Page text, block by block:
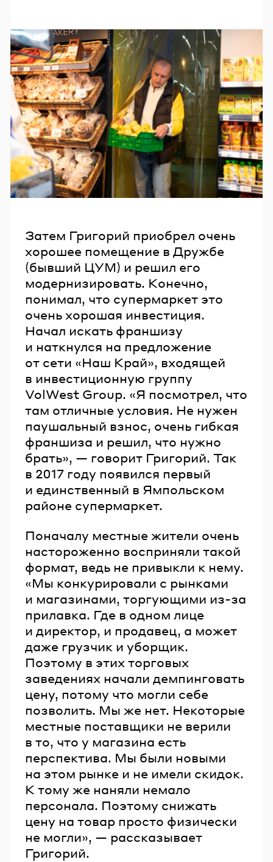
Затем Григорий приобрел очень
хорошее помещение в Дружбе
(бывший ЦУМ) и решил его
модернизировать. Конечно,
понимал, что супермаркет это
очень хорошая инвестиция.
Начал искать франшизу
и наткнулся на предложение
от сети «Наш Край», входящей
в инвестиционную группу
VolWest Group. «Я посмотрел, что
там отличные условия. Не нужен
паушальный взнос, очень гибкая
франшиза и решил, что нужно
брать», — говорит Григорий. Так
в 2017 году появился первый
и единственный в Ямпольском
районе супермаркет.
Поначалу местные жители очень
настороженно восприняли такой
формат, ведь не привыкли к нему.
«Мы конкурировали с рынками
и магазинами, торгующими из-за
прилавка. Где в одном лице
и директор, и продавец, а может
даже грузчик и уборщик.
Поэтому в этих торговых
заведениях начали демпинговать
цену, потому что могли себе
позволить. Мы же нет. Некоторые
местные поставщики не верили
в то, что у магазина есть
перспектива. Мы были новыми
на этом рынке и не имели скидок.
К тому же наняли немало
персонала. Поэтому снижать
цену на товар просто физически
не могли», — рассказывает
Григорий.